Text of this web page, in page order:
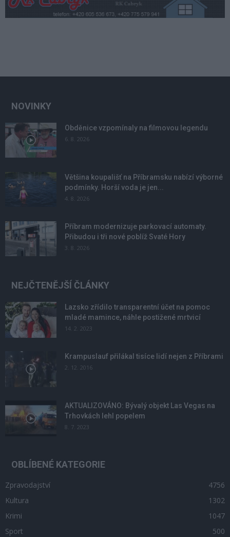
NOVINKY
Obděnice vzpomínaly na filmovou legendu
6. 8. 2026
Většina koupališť na Příbramsku nabízí výborné
podmínky. Horší voda je jen...
4. 8. 2026
Příbram modernizuje parkovací automaty.
Přibudou i tři nové poblíž Svaté Hory
3. 8. 2026
NEJČTENĚJŠÍ ČLÁNKY
Lazsko zřídilo transparentní účet na pomoc
mladé mamince, náhle postižené mrtvicí
14. 2. 2023
Krampuslauf přilákal tisíce lidí nejen z Příbrami
2. 12. 2016
AKTUALIZOVÁNO: Bývalý objekt Las Vegas na
Trhovkách lehl popelem
8. 7. 2023
OBLÍBENÉ KATEGORIE
Zpravodajství
4756
Kultura
1302
Krimi
1047
Sport
500